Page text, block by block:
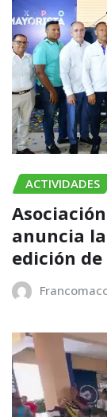
ACTIVIDADES
anuncia
edición de